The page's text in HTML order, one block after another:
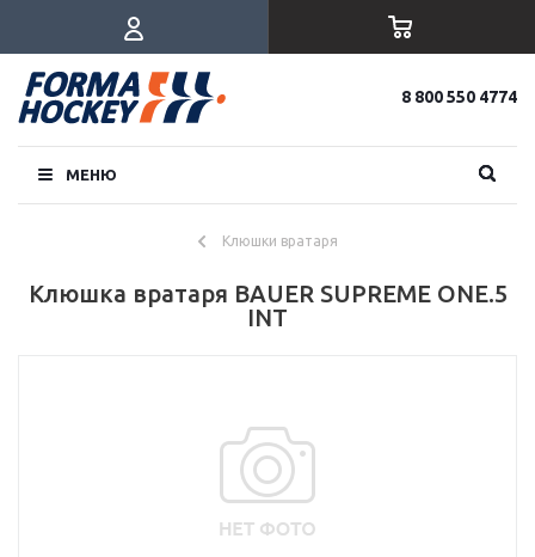
8 800 550 4774
МЕНЮ
Клюшки вратаря
Клюшка вратаря BAUER SUPREME ONE.5
INT